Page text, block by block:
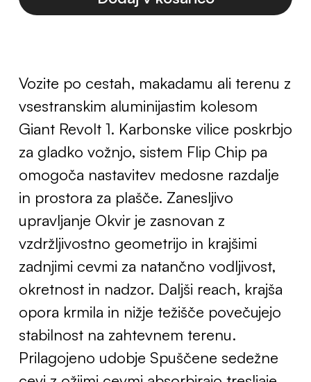
Vozite po cestah, makadamu ali terenu z
vsestranskim aluminijastim kolesom
Giant Revolt 1. Karbonske vilice poskrbjo
za gladko vožnjo, sistem Flip Chip pa
omogoča nastavitev medosne razdalje
in prostora za plašče. Zanesljivo
upravljanje Okvir je zasnovan z
vzdržljivostno geometrijo in krajšimi
zadnjimi cevmi za natančno vodljivost,
okretnost in nadzor. Daljši reach, krajša
opora krmila in nižje težišče povečujejo
stabilnost na zahtevnem terenu.
Prilagojeno udobje Spuščene sedežne